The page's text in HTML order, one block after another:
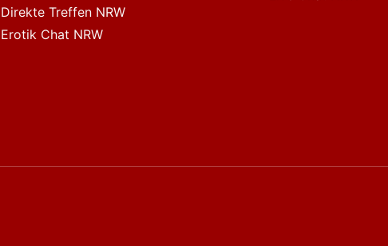
Direkte Treffen NRW
Erotik Chat NRW